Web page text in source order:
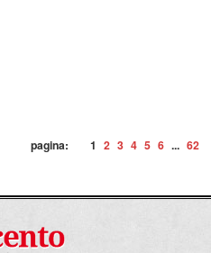
pagina: 1 2 3 4 5 6 ... 62